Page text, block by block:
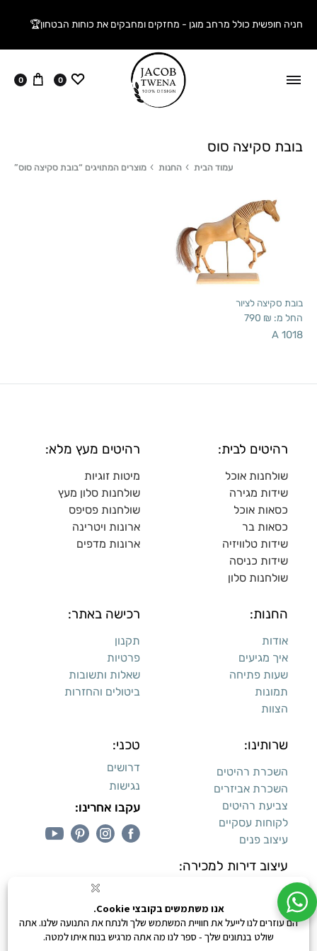
חניה חופשית כולל מרחב מוגן - מחזקים ומחבקים את כוחות הבטחון🏆
ווישליסט
0 עגלה
0
בובת סקיצה סוס
עמוד הבית החנות מוצרים המתויגים “בובת סקיצה סוס”
בובת סקיצה לציור
החל מ: 790 ₪
A 1018
רהיטים לבית:
שולחנות אוכל
שידות מגירה
כסאות אוכל
כסאות בר
שידות טלוויזיה
שידות כניסה
שולחנות סלון
רהיטים מעץ מלא:
מיטות זוגיות
שולחנות סלון מעץ
שולחנות פסיפס
ארונות ויטרינה
ארונות מדפים
החנות:
אודות
איך מגיעים
שעות פתיחה
תמונות
הצוות
רכישה באתר:
תקנון
פרטיות
שאלות ותשובות
ביטולים והחזרות
שרותינו:
השכרת רהיטים
השכרת אביזרים
צביעת רהיטים
לקוחות עסקיים
עיצוב פנים
עיצוב דירות למכירה:
טכני:
דרושים
נגישות
עקבו אחרינו:
קנייה מאובטחת 0